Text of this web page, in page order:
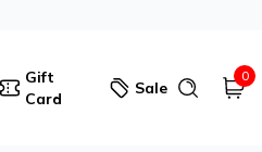
Gift
Card
Sale
0